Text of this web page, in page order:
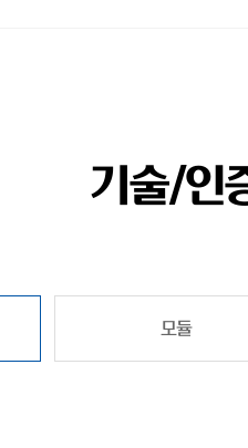
기술/인
모듈